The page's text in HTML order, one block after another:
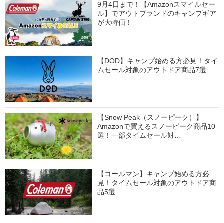
9月4日まで！【Amazonスマイルセー
ル】でアウトブランドのキャンプギア
が大特価！
【DOD】キャンプ始める方必見！タイ
ムセール対象のアウトドア商品7選
【Snow Peak（スノーピーク）】
Amazonで買えるスノーピーク商品10
選！一部タイムセール対…
【コールマン】キャンプ始める方必
見！タイムセール対象のアウトドア商
品5選